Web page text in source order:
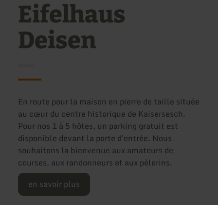
Eifelhaus
Deisen
En route pour la maison en pierre de taille située
au cœur du centre historique de Kaisersesch.
Pour nos 1 à 5 hôtes, un parking gratuit est
disponible devant la porte d'entrée. Nous
souhaitons la bienvenue aux amateurs de
courses, aux randonneurs et aux pèlerins.
en savoir plus